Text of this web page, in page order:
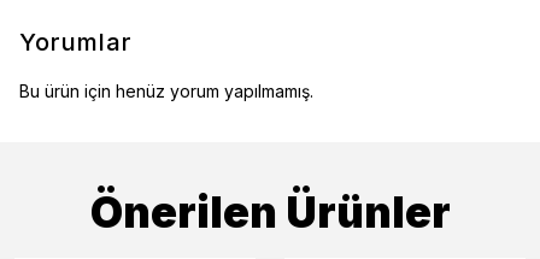
Yorumlar
Bu ürün için henüz yorum yapılmamış.
Önerilen Ürünler